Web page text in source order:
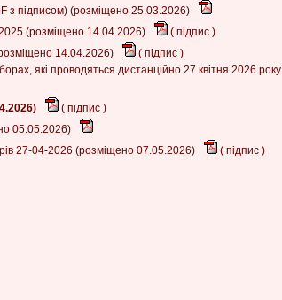
з підписом) (розміщено 25.03.2026)
(розміщено 14.04.2026)
( підпис )
14.04.2026)
( підпис )
які проводяться дистанційно 27 квітня 2026 року
( підпис )
05.05.2026)
27-04-2026 (розміщено 07.05.2026)
( підпис )